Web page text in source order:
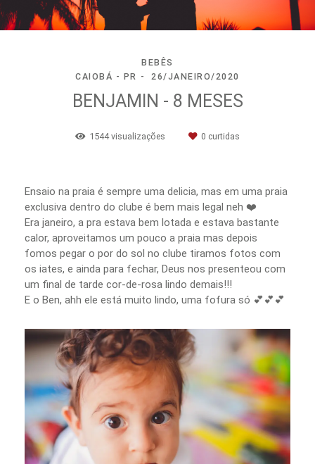
BEBÊS
CAIOBÁ - PR
26/JANEIRO/2020
BENJAMIN - 8 MESES
1544visualizações 0 curtidas
Ensaio na praia é sempre uma delicia, mas em uma praia
exclusiva dentro do clube é bem mais legal neh ❤️
Era janeiro, a pra estava bem lotada e estava bastante
calor, aproveitamos um pouco a praia mas depois
fomos pegar o por do sol no clube tiramos fotos com
os iates, e ainda para fechar, Deus nos presenteou com
um final de tarde cor-de-rosa lindo demais!!!
E o Ben, ahh ele está muito lindo, uma fofura só 💕💕💕